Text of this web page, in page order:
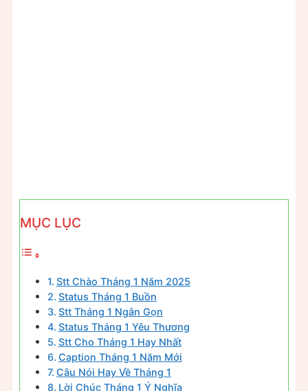
MỤC LỤC
Stt Chào Tháng 1 Năm 2025
Status Tháng 1 Buồn
Stt Tháng 1 Ngắn Gọn
Status Tháng 1 Yêu Thương
Stt Cho Tháng 1 Hay Nhất
Caption Tháng 1 Năm Mới
Câu Nói Hay Về Tháng 1
Lời Chúc Tháng 1 Ý Nghĩa